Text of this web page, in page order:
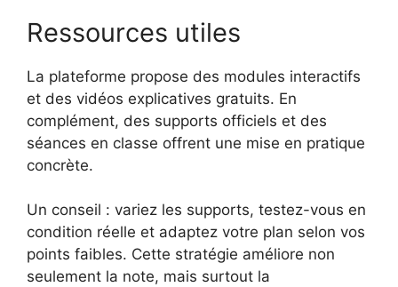
Ressources utiles
La plateforme propose des modules interactifs
et des vidéos explicatives gratuits. En
complément, des supports officiels et des
séances en classe offrent une mise en pratique
concrète.
Un conseil : variez les supports, testez-vous en
condition réelle et adaptez votre plan selon vos
points faibles. Cette stratégie améliore non
seulement la note, mais surtout la